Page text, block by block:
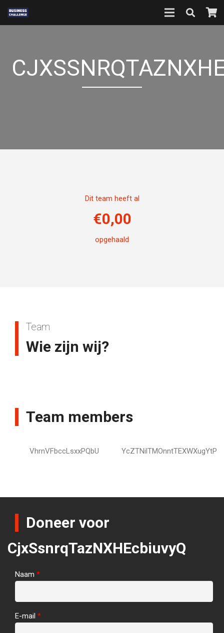
Dit team heeft al
€0,00
opgehaald
Team
Wie zijn wij?
Team members
VhrnVFbccLsxxPQbU YcZTNilTMOnntTEXWXugYtP
Doneer voor
CjxSsnrqTazNXHEcbiuvyQ
Naam *
E-mail *